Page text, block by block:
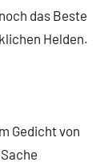
das Beste
Helden.
Gedicht von